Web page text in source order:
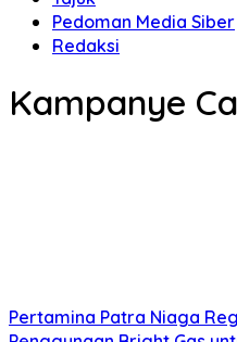
Pedoman Media Siber
Redaksi
Kampanye
Pertamina Patra Niaga